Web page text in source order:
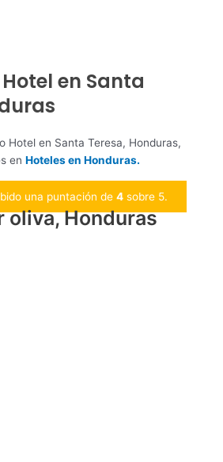
en Santa
Hotel en Santa Teresa, Honduras,
en Hoteles en Honduras.
una puntación de 4 sobre 5.
oliva, Honduras